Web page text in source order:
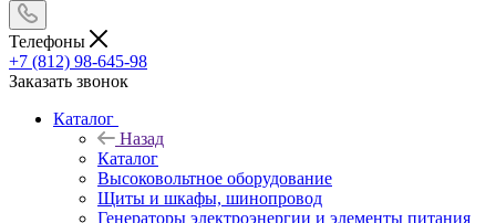
Телефоны
+7 (812) 98-645-98
Заказать звонок
Каталог
Назад
Каталог
Высоковольтное оборудование
Щиты и шкафы, шинопровод
Генераторы электроэнергии и элементы питания